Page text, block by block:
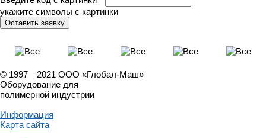
укажите символы с картинки
© 1997—2021 ООО «Глобал-Маш»
Оборудование для
полимерной индустрии
Информация
Карта сайта